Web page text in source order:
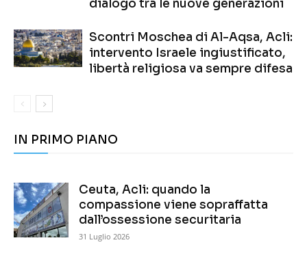
dialogo tra le nuove generazioni
Scontri Moschea di Al-Aqsa, Acli:
intervento Israele ingiustificato,
libertà religiosa va sempre difesa
IN PRIMO PIANO
Ceuta, Acli: quando la
compassione viene sopraffatta
dall’ossessione securitaria
31 Luglio 2026